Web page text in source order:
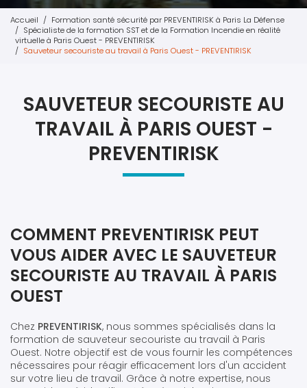
Accueil
Formation santé sécurité par PREVENTIRISK à Paris La Défense
Spécialiste de la formation SST et de la Formation Incendie en réalité
virtuelle à Paris Ouest - PREVENTIRISK
Sauveteur secouriste au travail à Paris Ouest - PREVENTIRISK
SAUVETEUR SECOURISTE AU
TRAVAIL À PARIS OUEST -
PREVENTIRISK
COMMENT PREVENTIRISK PEUT
VOUS AIDER AVEC LE SAUVETEUR
SECOURISTE AU TRAVAIL À PARIS
OUEST
Chez PREVENTIRISK, nous sommes spécialisés dans la
formation de sauveteur secouriste au travail à Paris
Ouest. Notre objectif est de vous fournir les compétences
nécessaires pour réagir efficacement lors d'un accident
sur votre lieu de travail. Grâce à notre expertise, nous